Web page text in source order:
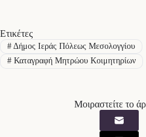
Ετικέτες
#Δήμος Ιεράς Πόλεως Μεσολογγίου
#Καταγραφή Μητρώου Κοιμητηρίων
Μοιραστείτε το